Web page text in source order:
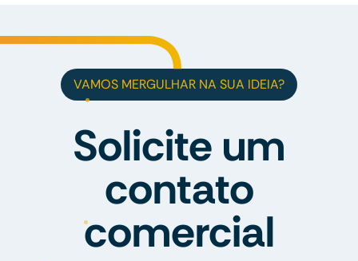
VAMOS MERGULHAR NA SUA IDEIA?
Solicite um
contato
comercial